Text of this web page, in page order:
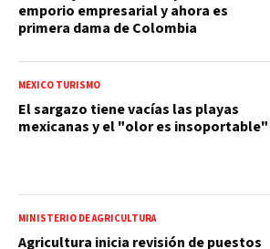
emporio empresarial y ahora es
primera dama de Colombia
MÉXICO TURISMO
El sargazo tiene vacías las playas
mexicanas y el "olor es insoportable"
MINISTERIO DE AGRICULTURA
Agricultura inicia revisión de puestos